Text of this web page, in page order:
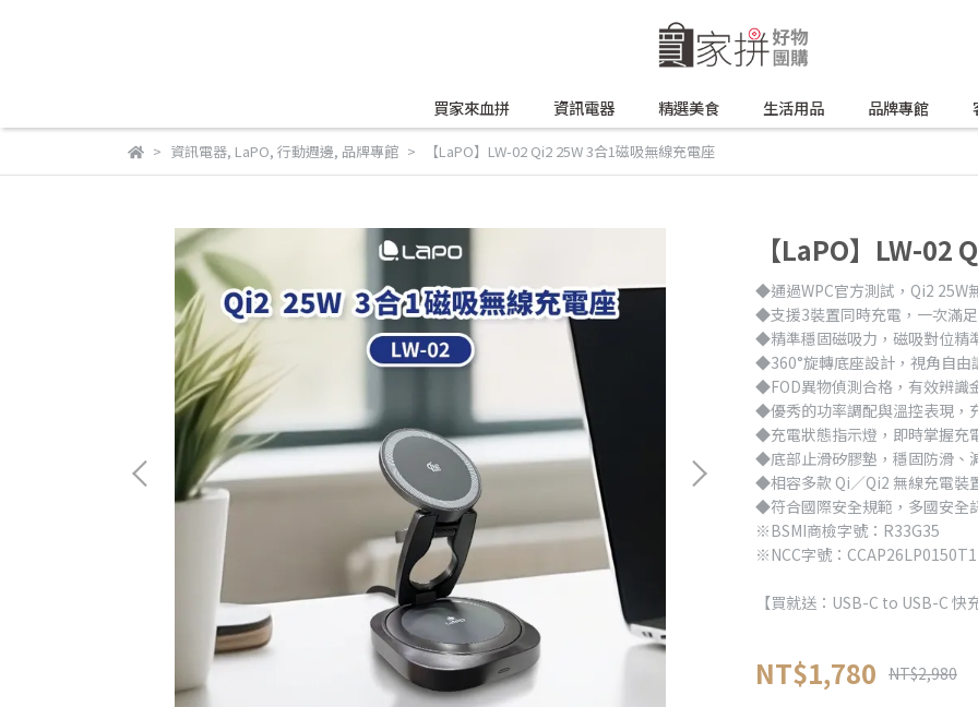
買家來血拼 資訊電器 精選美食 生活用品 品牌專館
資訊電器, LaPO, 行動週邊, 品牌專館 【LaPO】LW-02 Qi2 25W 3合1磁吸無線充電座
【LaPO】LW-02
◆通過WPC官方測試，Qi2 25W
◆支援3裝置同時充電，一次滿
◆精準穩固磁吸力，磁吸對位精
◆360°旋轉底座設計，視角自由
◆FOD異物偵測合格，有效辨識
◆優秀的功率調配與溫控表現，
◆充電狀態指示燈，即時掌握充
◆底部止滑矽膠墊，穩固防滑、
◆相容多款 Qi／Qi2 無線充電裝
◆符合國際安全規範，多國安全
※BSMI商檢字號：R33G35
※NCC字號：CCAP26LP0150T1
【買就送：USB-C to USB-C 快
NT$1,780 NT$2,980